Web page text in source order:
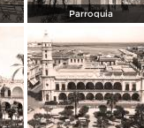
Parroquia